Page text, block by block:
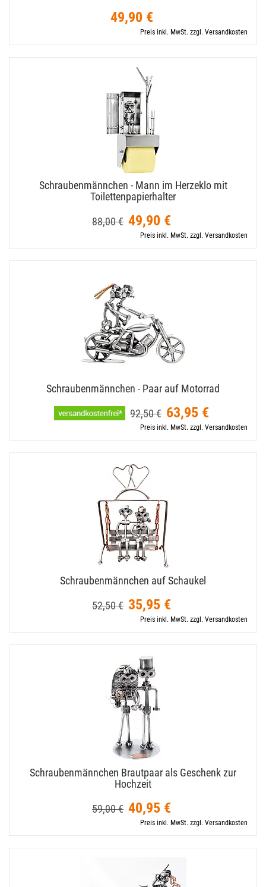
49,90 €
Preis inkl. MwSt. zzgl. Versandkosten
Schraubenmännchen - Mann im Herzeklo mit
Toilettenpapierhalter
88,00 € 49,90 €
Preis inkl. MwSt. zzgl. Versandkosten
Schraubenmännchen - Paar auf Motorrad
92,50 € 63,95 €
Preis inkl. MwSt. zzgl. Versandkosten
Schraubenmännchen auf Schaukel
52,50 € 35,95 €
Preis inkl. MwSt. zzgl. Versandkosten
Schraubenmännchen Brautpaar als Geschenk zur
Hochzeit
59,00 € 40,95 €
Preis inkl. MwSt. zzgl. Versandkosten